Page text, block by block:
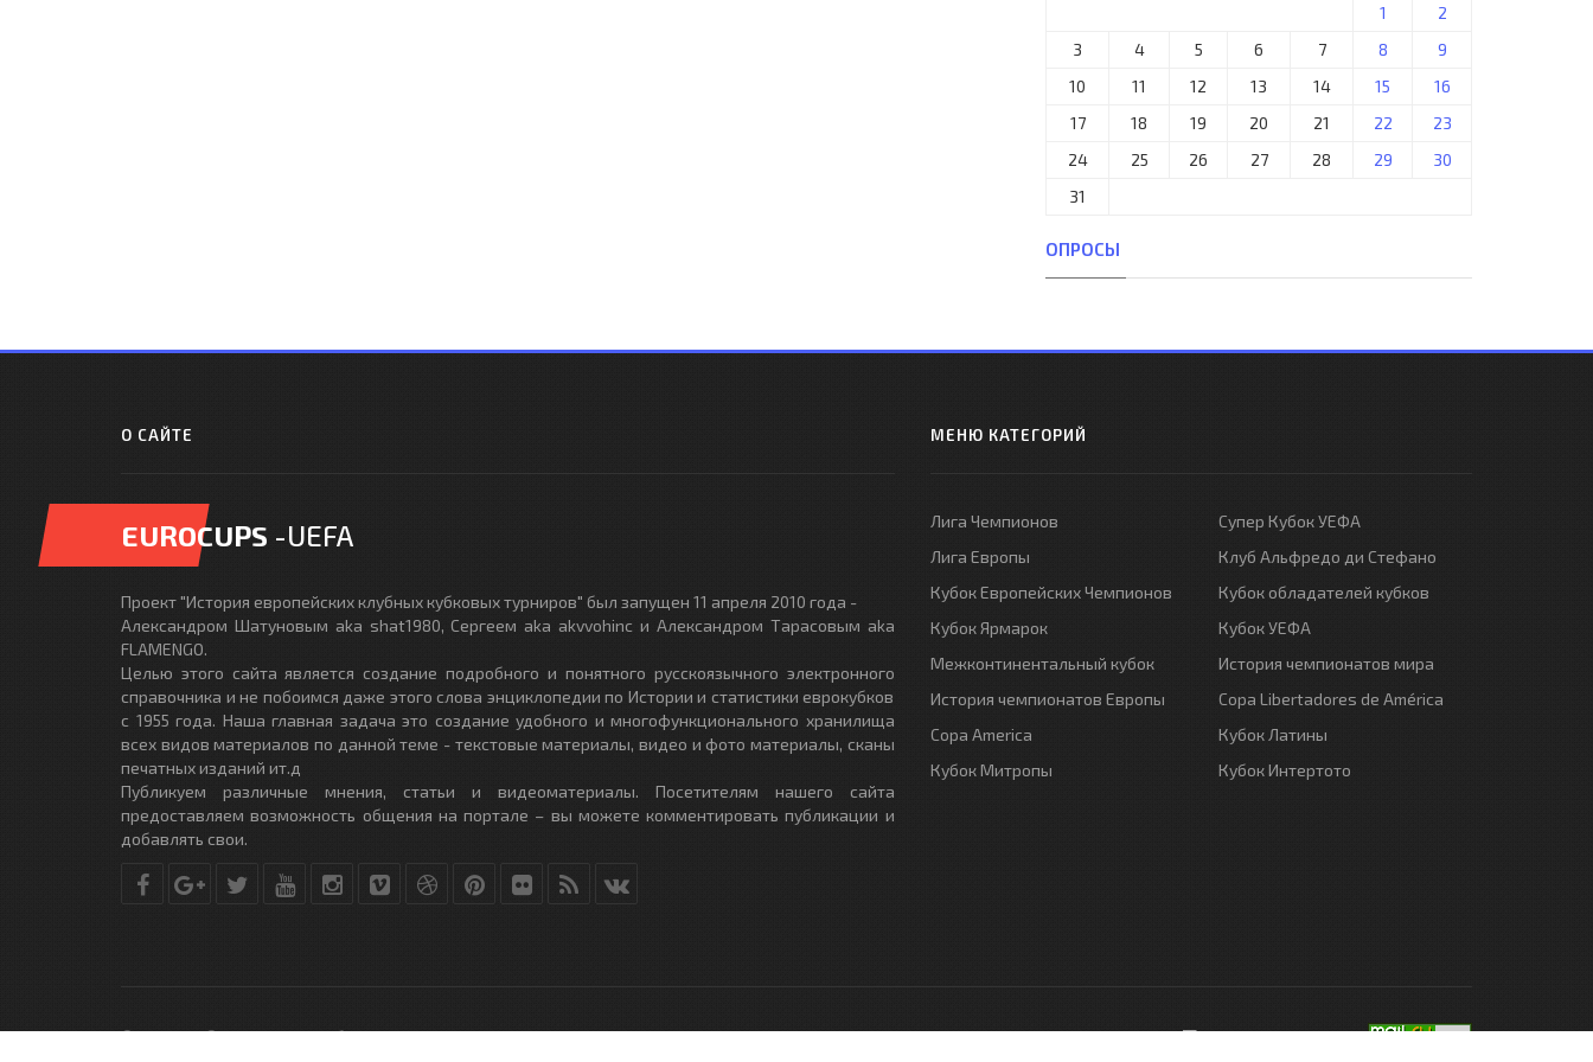
1
2
3
4 5 6 7 8
9
10
11 12 13 14 15
16
17
18 19 20 21 22
23
24
25 26 27 28 29
30
31
ОПРОСЫ
О САЙТЕ
EUROCUPS -UEFA
Проект "История европейских клубных кубковых турниров" был запущен 11 апреля 2010 года -
Александром Шатуновым aka shat1980, Сергеем aka akvvohinc и Александром Тарасовым aka
FLAMENGO.
Целью этого сайта является создание подробного и понятного русскоязычного электронного
справочника и не побоимся даже этого слова энциклопедии по Истории и статистики еврокубков
с 1955 года. Наша главная задача это создание удобного и многофункционального хранилища
всех видов материалов по данной теме - текстовые материалы, видео и фото материалы, сканы
печатных изданий ит.д
Публикуем различные мнения, статьи и видеоматериалы. Посетителям нашего сайта
предоставляем возможность общения на портале – вы можете комментировать публикации и
добавлять свои.
МЕНЮ КАТЕГОРИЙ
Лига Чемпионов
Лига Европы
Кубок Европейских Чемпионов
Кубок Ярмарок
Межконтинентальный кубок
История чемпионатов Европы
Copa America
Кубок Митропы
Супер Кубок УЕФА
Клуб Альфредо ди Стефано
Кубок обладателей кубков
Кубок УЕФА
История чемпионатов мира
Copa Libertadores de América
Кубок Латины
Кубок Интертото
© Copyright © 2010-2017. Разработано студиейDLE-THEME.RU- All Rights Reserved.